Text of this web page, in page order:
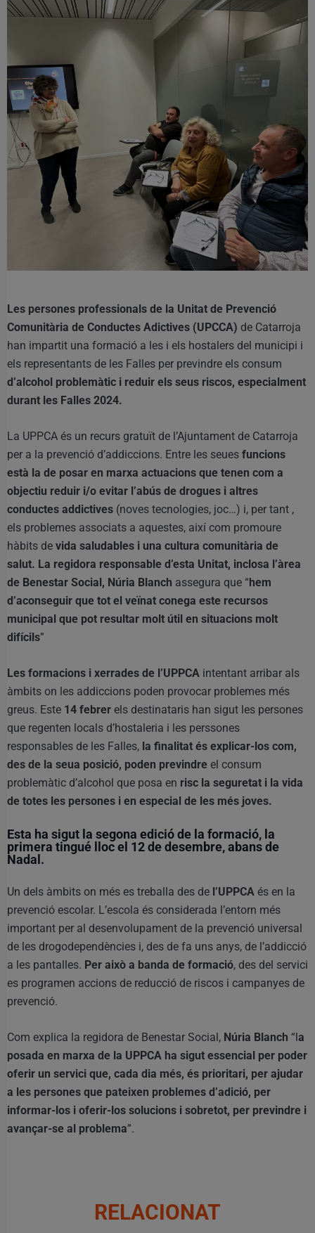
Les persones professionals de la Unitat de Prevenció
Comunitària de Conductes Adictives (UPCCA) de Catarroja
han impartit una formació a les i els hostalers del municipi i
els representants de les Falles per previndre els consum
d’alcohol problemàtic i reduir els seus riscos, especialment
durant les Falles 2024.
La UPPCA és un recurs gratuït de l’Ajuntament de Catarroja
per a la prevenció d’addiccions. Entre les seues funcions
està la de posar en marxa actuacions que tenen com a
objectiu reduir i/o evitar l’abús de drogues i altres
conductes addictives (noves tecnologies, joc…) i, per tant ,
els problemes associats a aquestes, així com promoure
hàbits de vida saludables i una cultura comunitària de
salut. La regidora responsable d’esta Unitat, inclosa l’àrea
de Benestar Social, Núria Blanch assegura que “ hem
d’aconseguir que tot el veïnat conega este recursos
municipal que pot resultar molt útil en situacions molt
difícils”
Les formacions i xerrades de l’UPPCA intentant arribar als
àmbits on les addiccions poden provocar problemes més
greus. Este 14 febrer els destinataris han sigut les persones
que regenten locals d’hostaleria i les perssones
responsables de les Falles, la finalitat és explicar-los com,
des de la seua posició, poden previndre el consum
problemàtic d’alcohol que posa en risc la seguretat i la vida
de totes les persones i en especial de les més joves.
Esta ha sigut la segona edició de la formació, la
primera tingué lloc el 12 de desembre, abans de
Nadal.
Un dels àmbits on més es treballa des de l’UPPCA és en la
prevenció escolar. L’escola és considerada l’entorn més
important per al desenvolupament de la prevenció universal
de les drogodependències i, des de fa uns anys, de l’addicció
a les pantalles. Per això a banda de formació, des del servici
es programen accions de reducció de riscos i campanyes de
prevenció.
Com explica la regidora de Benestar Social, Núria Blanch “l a
posada en marxa de la UPPCA ha sigut essencial per poder
oferir un servici que, cada dia més, és prioritari, per ajudar
a les persones que pateixen problemes d’adició, per
informar-los i oferir-los solucions i sobretot, per previndre i
avançar-se al problema”.
RELACIONAT